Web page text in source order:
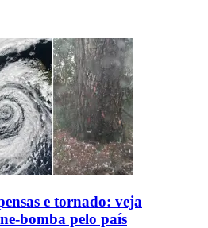
e tornado: veja
bomba pelo país